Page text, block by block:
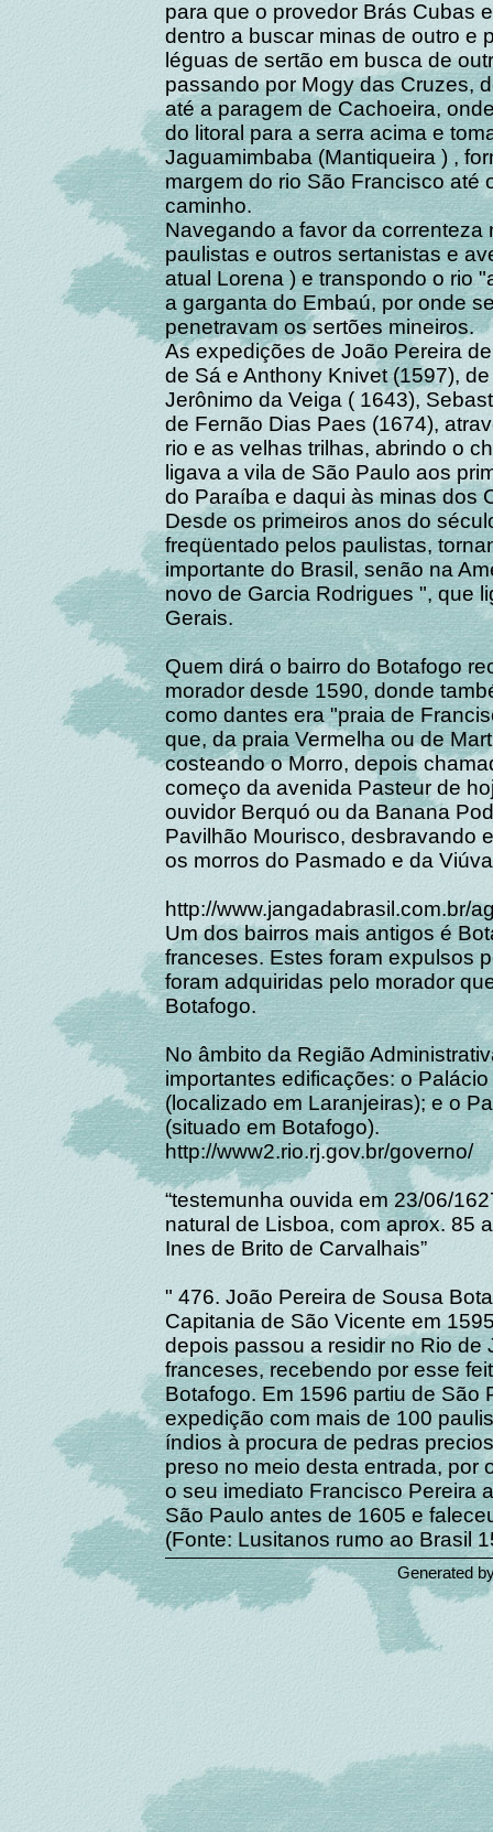
para que o provedor Brás Cubas
dentro a buscar minas de outro e
léguas de sertão em busca de
passando por Mogy das Cruzes,
até a paragem de Cachoeira,
do litoral para a serra acima e
Jaguamimbaba (Mantiqueira ) ,
margem do rio São Francisco até
caminho.
Navegando a favor da
paulistas e outros sertanistas e
atual Lorena ) e transpondo o rio
a garganta do Embaú, por onde
penetravam os sertões mineiros.
As expedições de João Pereira
de Sá e Anthony Knivet (1597),
Jerônimo da Veiga ( 1643),
de Fernão Dias Paes (1674),
rio e as velhas trilhas, abrindo o
ligava a vila de São Paulo aos
do Paraíba e daqui às minas dos
Desde os primeiros anos do
freqüentado pelos paulistas,
importante do Brasil, senão na
novo de Garcia Rodrigues ", que
Gerais.
Quem dirá o bairro do Botafogo
morador desde 1590, donde
como dantes era "praia de
que, da praia Vermelha ou de
costeando o Morro, depois
começo da avenida Pasteur de
ouvidor Berquó ou da Banana
Pavilhão Mourisco, desbravando
os morros do Pasmado e da
http://www.jangadabrasil.com.br/
Um dos bairros mais antigos é
franceses. Estes foram expulsos
foram adquiridas pelo morador
Botafogo.
No âmbito da Região
importantes edificações: o
(localizado em Laranjeiras); e o
(situado em Botafogo).
http://www2.rio.rj.gov.br/governo/
“testemunha ouvida em 23/06/
natural de Lisboa, com aprox. 85
Ines de Brito de Carvalhais”
" 476. João Pereira de Sousa
Capitania de São Vicente em
depois passou a residir no Rio
franceses, recebendo por esse
Botafogo. Em 1596 partiu de São
expedição com mais de 100
índios à procura de pedras
preso no meio desta entrada, por
o seu imediato Francisco Pereira
São Paulo antes de 1605 e
(Fonte: Lusitanos rumo ao Brasil
Generated